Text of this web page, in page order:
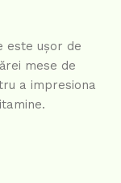
este ușor de
mese de
a impresiona